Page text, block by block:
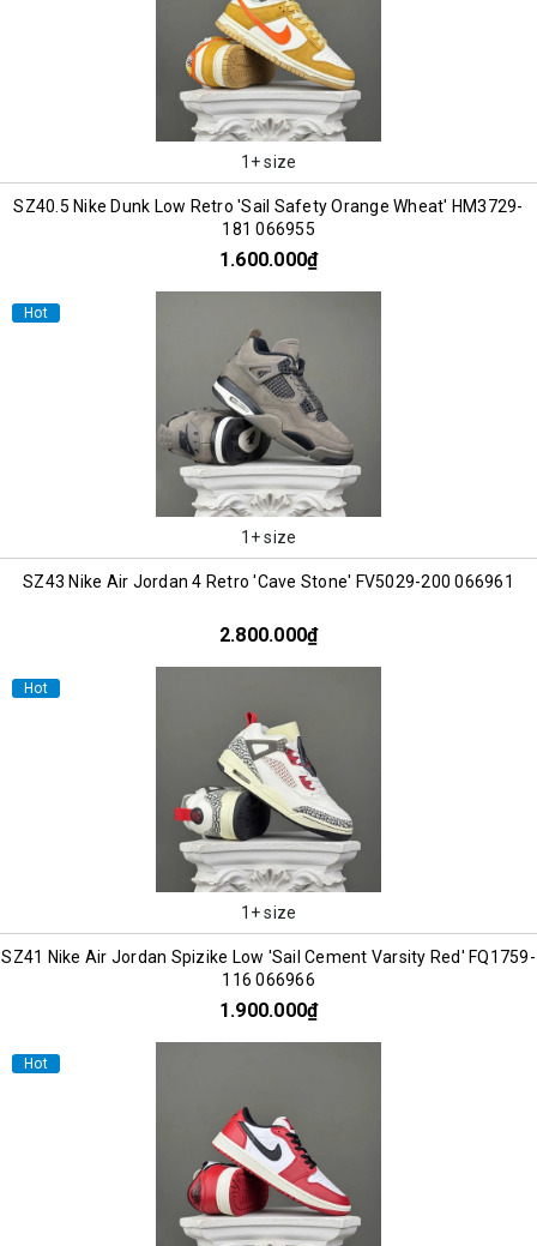
1+ size
SZ40.5 Nike Dunk Low Retro 'Sail Safety Orange Wheat' HM3729-
181 066955
1.600.000₫
Hot
1+ size
SZ43 Nike Air Jordan 4 Retro 'Cave Stone' FV5029-200 066961
2.800.000₫
Hot
1+ size
SZ41 Nike Air Jordan Spizike Low 'Sail Cement Varsity Red' FQ1759-
116 066966
1.900.000₫
Hot